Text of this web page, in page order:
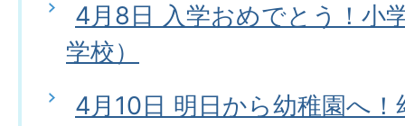
4月8日 入学おめでとう！小
学校）
4月10日 明日から幼稚園へ！